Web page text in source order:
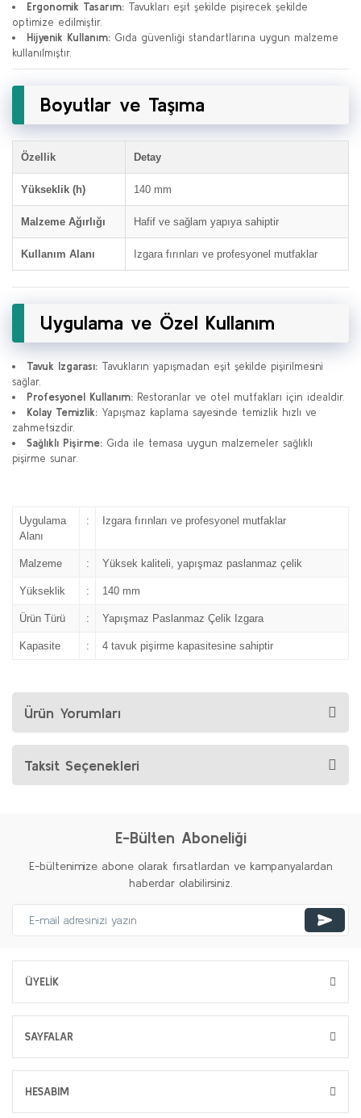
Ergonomik Tasarım: Tavukları eşit şekilde pişirecek şekilde
optimize edilmiştir.
Hijyenik Kullanım: Gıda güvenliği standartlarına uygun malzeme
kullanılmıştır.
Boyutlar ve Taşıma
Özellik Detay
Yükseklik (h) 140 mm
Malzeme Ağırlığı Hafif ve sağlam yapıya sahiptir
Kullanım Alanı Izgara fırınları ve profesyonel mutfaklar
Uygulama ve Özel Kullanım
Tavuk Izgarası: Tavukların yapışmadan eşit şekilde pişirilmesini
sağlar.
Profesyonel Kullanım: Restoranlar ve otel mutfakları için idealdir.
Kolay Temizlik: Yapışmaz kaplama sayesinde temizlik hızlı ve
zahmetsizdir.
Sağlıklı Pişirme: Gıda ile temasa uygun malzemeler sağlıklı
pişirme sunar.
Uygulama
Alanı
: Izgara fırınları ve profesyonel mutfaklar
Malzeme : Yüksek kaliteli, yapışmaz paslanmaz çelik
Yükseklik : 140 mm
Ürün Türü : Yapışmaz Paslanmaz Çelik Izgara
Kapasite : 4 tavuk pişirme kapasitesine sahiptir
Ürün Yorumları
Taksit Seçenekleri
E-Bülten Aboneliği
E-bültenimize abone olarak fırsatlardan ve kampanyalardan
haberdar olabilirsiniz.
ÜYELİK
SAYFALAR
HESABIM